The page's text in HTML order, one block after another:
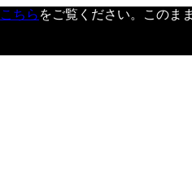
こちら をご覧ください。このま